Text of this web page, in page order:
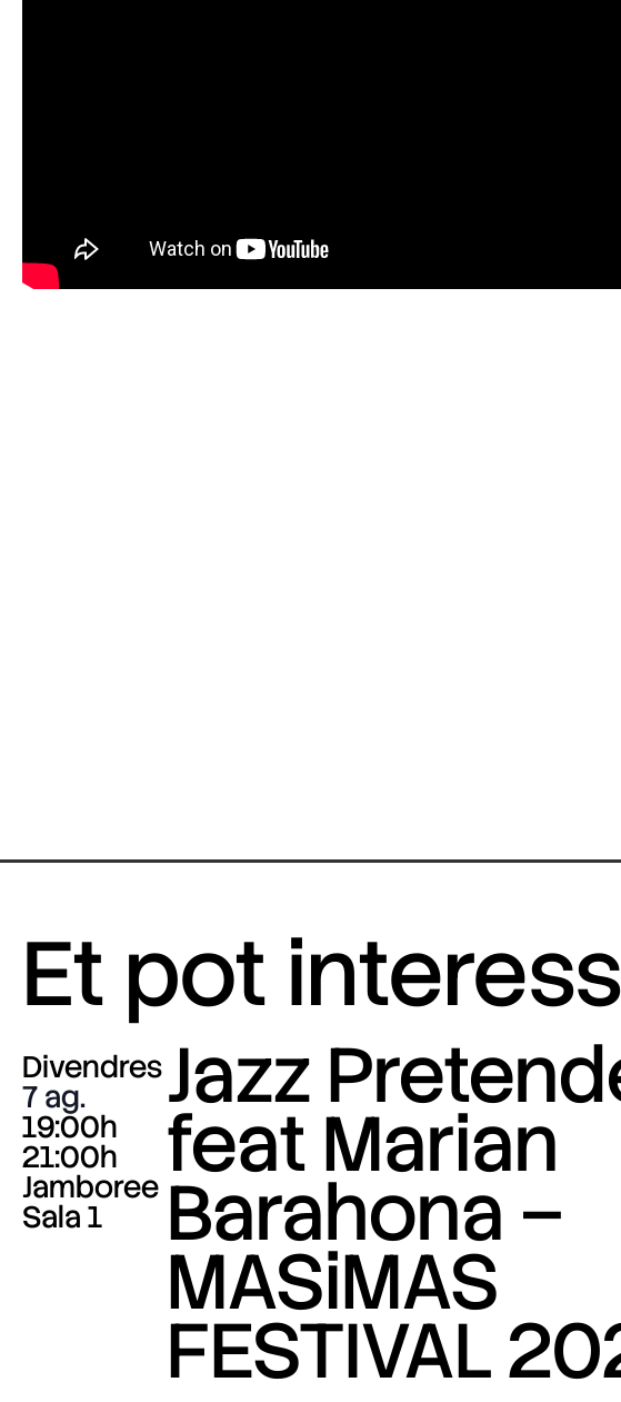
Et pot
Divendres
7 ag.
19:00h
21:00h
Jamboree
Sala 1
Jazz
feat Marian
Barahona –
MASiMAS
FESTIVAL